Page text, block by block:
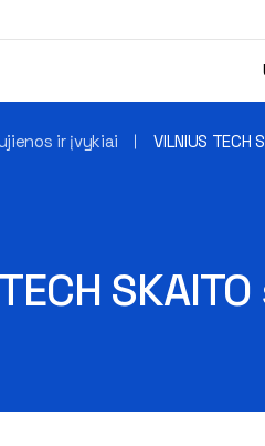
ir įvykiai VILNIUS TECH